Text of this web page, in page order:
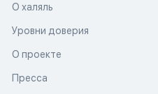
О халяль
Уровни доверия
О проекте
Пресса